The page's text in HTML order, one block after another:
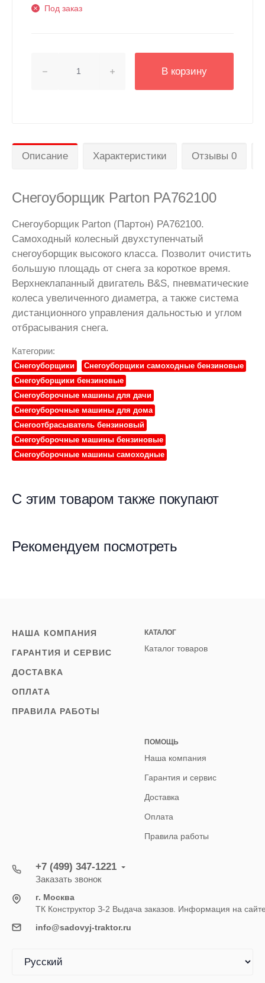
Под заказ
В корзину
Описание Характеристики Отзывы 0
Снегоуборщик Parton PA762100
Снегоуборщик Parton (Партон) PA762100.
Самоходный колесный двухступенчатый
снегоуборщик высокого класса. Позволит очистить
большую площадь от снега за короткое время.
Верхнеклапанный двигатель B&S, пневматические
колеса увеличенного диаметра, а также система
дистанционного управления дальностью и углом
отбрасывания снега.
Категории:
Снегоуборщики
Снегоуборщики самоходные бензиновые
Снегоуборщики бензиновые
Снегоуборочные машины для дачи
Снегоуборочные машины для дома
Снегоотбрасыватель бензиновый
Снегоуборочные машины бензиновые
Снегоуборочные машины самоходные
С этим товаром также покупают
Рекомендуем посмотреть
НАША КОМПАНИЯ
ГАРАНТИЯ И СЕРВИС
ДОСТАВКА
ОПЛАТА
ПРАВИЛА РАБОТЫ
КАТАЛОГ
Каталог товаров
ПОМОЩЬ
Наша компания
Гарантия и сервис
Доставка
Оплата
Правила работы
+7 (499) 347-1221
Заказать звонок
г. Москва
ТК Конструктор З-2 Выдача заказов. Информация на
info@sadovyj-traktor.ru